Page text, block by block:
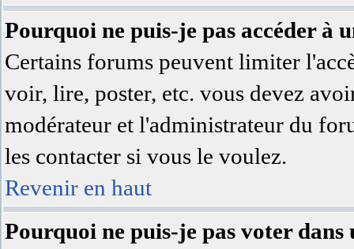
Pourquoi ne puis-je pas accéder à
Certains forums peuvent limiter
voir, lire, poster, etc. vous devez
modérateur et l'administrateur du
les contacter si vous le voulez.
Revenir en haut
Pourquoi ne puis-je pas voter dans